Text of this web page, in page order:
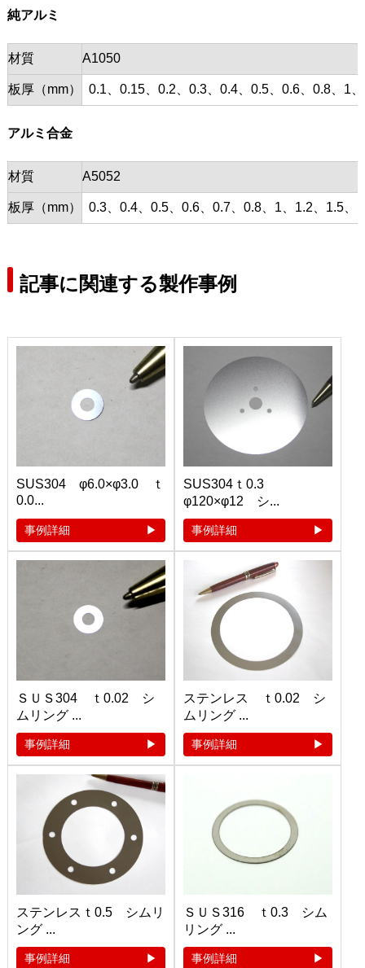
純アルミ
材質 A1050
板厚（mm） 0.1、0.15、0.2、0.3、0.4、0.5、0.6、0.8、1
アルミ合金
材質 A5052
板厚（mm） 0.3、0.4、0.5、0.6、0.7、0.8、1、1.2、1.5、
記事に関連する製作事例
SUS304 φ6.0×φ3.0 ｔ
0.0...
事例詳細
SUS304ｔ0.3
φ120×φ12 シ...
事例詳細
ＳＵＳ304 ｔ0.02 シ
ムリング ...
事例詳細
ステンレス ｔ0.02 シ
ムリング ...
事例詳細
ステンレスｔ0.5 シムリ
ング ...
事例詳細
ＳＵＳ316 ｔ0.3 シム
リング ...
事例詳細